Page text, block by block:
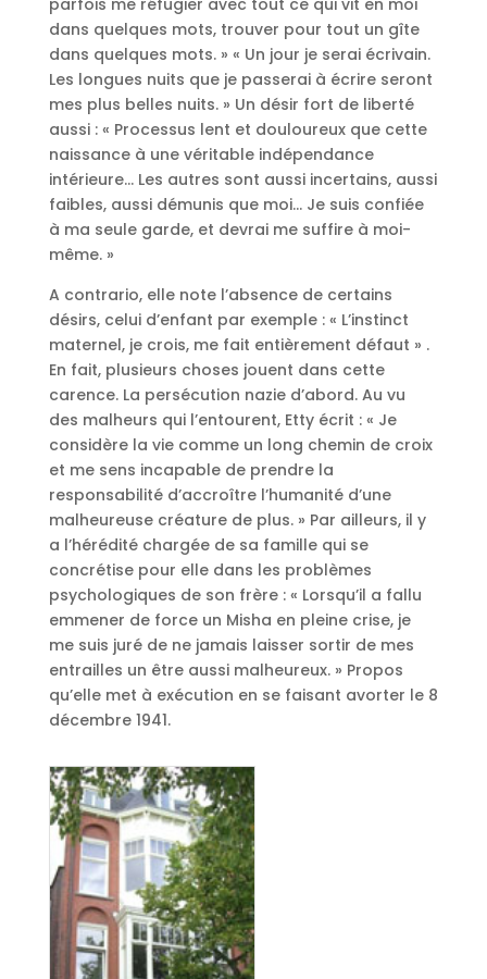
dans quelques mots, trouver pour tout un gîte
dans quelques mots. » « Un jour je serai écrivain.
Les longues nuits que je passerai à écrire seront
mes plus belles nuits. » Un désir fort de liberté
aussi : « Processus lent et douloureux que cette
naissance à une véritable indépendance
intérieure… Les autres sont aussi incertains, aussi
faibles, aussi démunis que moi… Je suis confiée
à ma seule garde, et devrai me suffire à moi-
même. »
A contrario, elle note l’absence de certains
désirs, celui d’enfant par exemple : « L’instinct
maternel, je crois, me fait entièrement défaut » .
En fait, plusieurs choses jouent dans cette
carence. La persécution nazie d’abord. Au vu
des malheurs qui l’entourent, Etty écrit : « Je
considère la vie comme un long chemin de croix
et me sens incapable de prendre la
responsabilité d’accroître l’humanité d’une
malheureuse créature de plus. » Par ailleurs, il y
a l’hérédité chargée de sa famille qui se
concrétise pour elle dans les problèmes
psychologiques de son frère : « Lorsqu’il a fallu
emmener de force un Misha en pleine crise, je
me suis juré de ne jamais laisser sortir de mes
entrailles un être aussi malheureux. » Propos
qu’elle met à exécution en se faisant avorter le 8
décembre 1941.